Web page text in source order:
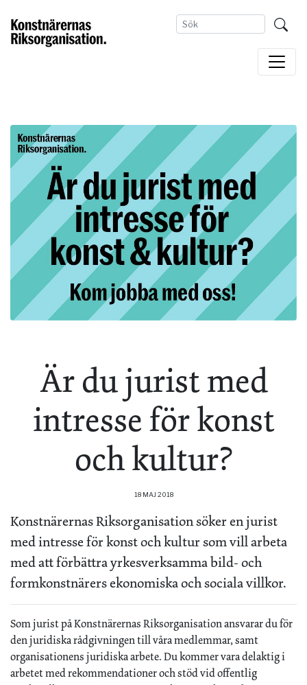
Är du jurist med
intresse för konst
och kultur?
18 MAJ 2018
Konstnärernas Riksorganisation söker en jurist
med intresse för konst och kultur som vill arbeta
med att förbättra yrkesverksamma bild- och
formkonstnärers ekonomiska och sociala villkor.
Som jurist på Konstnärernas Riksorganisation ansvarar du för
den juridiska rådgivningen till våra medlemmar, samt
organisationens juridiska arbete. Du kommer vara delaktig i
arbetet med rekommendationer och stöd vid offentlig